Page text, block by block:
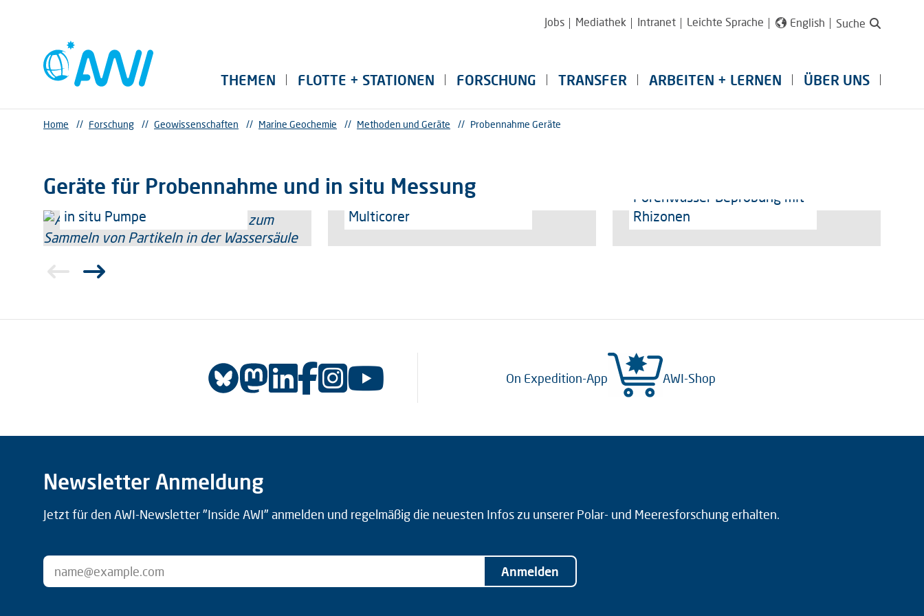
Jobs Mediathek Intranet Leichte Sprache English Suche
THEMEN FLOTTE + STATIONEN FORSCHUNG TRANSFER ARBEITEN + LERNEN ÜBER UNS
Home // Forschung // Geowissenschaften // Marine Geochemie // Methoden und Geräte // Probennahme Geräte
Geräte für Probennahme und in situ Messung
in situ Pumpe Multicorer
Porenwasser Beprobung mit
Rhizonen
On Expedition-App AWI-Shop
Newsletter Anmeldung
Jetzt für den AWI-Newsletter "Inside AWI" anmelden und regelmäßig die neuesten Infos zu unserer Polar- und Meeresforschung erhalten.
Anmelden